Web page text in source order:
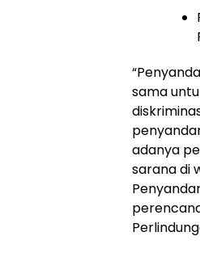
sama
adanya
sarana di